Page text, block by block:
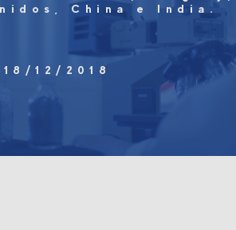
China e India.
18/12/2018